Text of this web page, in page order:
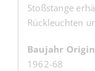
Stoßstange
Rückleuchten
Baujahr
1962-68